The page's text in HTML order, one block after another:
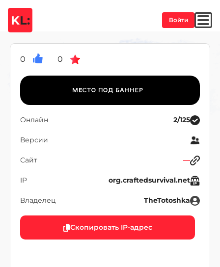
KL: Войти
0 0
Онлайн 2/125
Версии
Сайт —
IP org.craftedsurvival.net
Владелец TheTotoshka
Скопировать IP-адрес